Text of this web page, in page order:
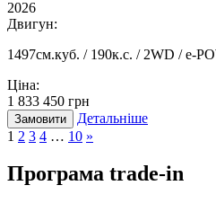
2026
Двигун:
1497см.куб. / 190к.с. / 2WD / e-
Ціна:
1 833 450 грн
Замовити
Детальніше
1 2 3 4 … 10 »
Програма trade-in